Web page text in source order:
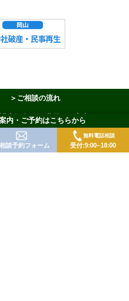
＞ご相談の流れ
士紹介 ＞費用のご案内
＞アクセス ＞お問い合わせ
ップ ＞プライバシーポリシー
内・ご予約はこちらから
談予約フォーム
無料電話相談
受付:9:00~18:00